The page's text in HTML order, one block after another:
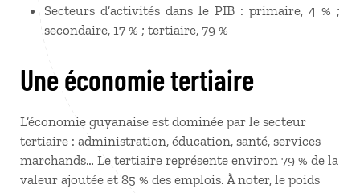
Secteurs d’activités dans le PIB : primaire, 4 % ;
secondaire, 17 % ; tertiaire, 79 %
Une économie tertiaire
L’économie guyanaise est dominée par le secteur
tertiaire : administration, éducation, santé, services
marchands… Le tertiaire représente environ 79 % de la
valeur ajoutée et 85 % des emplois. À noter, le poids